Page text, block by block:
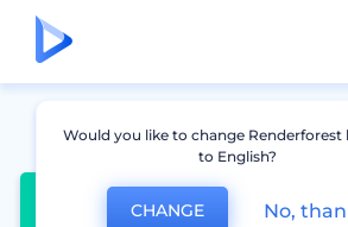
Would you like to change Renderforest
to English?
CHANGE No,